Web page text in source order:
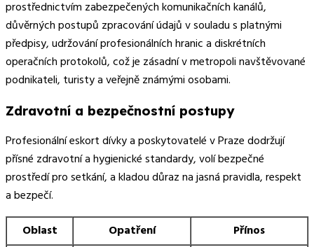
prostřednictvím zabezpečených komunikačních kanálů,
důvěrných postupů zpracování údajů v souladu s platnými
předpisy, udržování profesionálních hranic a diskrétních
operačních protokolů, což je zásadní v metropoli navštěvované
podnikateli, turisty a veřejně známými osobami.
Zdravotní a bezpečnostní postupy
Profesionální eskort dívky a poskytovatelé v Praze dodržují
přísné zdravotní a hygienické standardy, volí bezpečné
prostředí pro setkání, a kladou důraz na jasná pravidla, respekt
a bezpečí.
Oblast
Opatření Přínos